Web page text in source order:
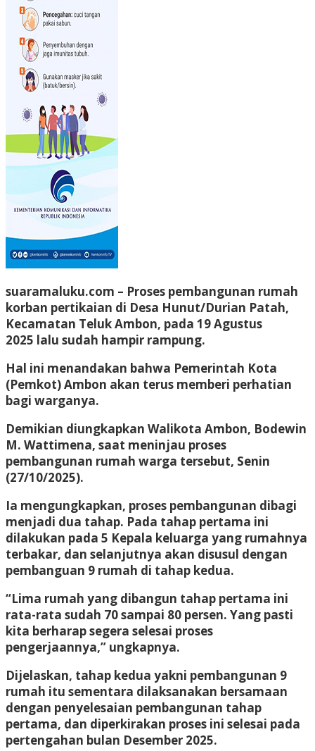
suaramaluku.com – Proses pembangunan rumah
korban pertikaian di Desa Hunut/Durian Patah,
Kecamatan Teluk Ambon, pada 19 Agustus
2025 lalu sudah hampir rampung.
Hal ini menandakan bahwa Pemerintah Kota
(Pemkot) Ambon akan terus memberi perhatian
bagi warganya.
Demikian diungkapkan Walikota Ambon, Bodewin
M. Wattimena, saat meninjau proses
pembangunan rumah warga tersebut, Senin
(27/10/2025).
Ia mengungkapkan, proses pembangunan dibagi
menjadi dua tahap. Pada tahap pertama ini
dilakukan pada 5 Kepala keluarga yang rumahnya
terbakar, dan selanjutnya akan disusul dengan
pembanguan 9 rumah di tahap kedua.
“Lima rumah yang dibangun tahap pertama ini
rata-rata sudah 70 sampai 80 persen. Yang pasti
kita berharap segera selesai proses
pengerjaannya,” ungkapnya.
Dijelaskan, tahap kedua yakni pembangunan 9
rumah itu sementara dilaksanakan bersamaan
dengan penyelesaian pembangunan tahap
pertama, dan diperkirakan proses ini selesai pada
pertengahan bulan Desember 2025.